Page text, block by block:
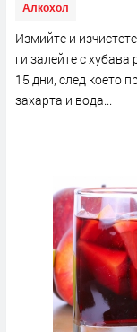
Алкохол
Измийте и
ги залейте с
15 дни, след което
захарта и вода...